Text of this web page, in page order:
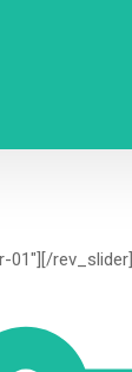
01″][/rev_slider]